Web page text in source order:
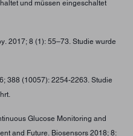
und müssen eingeschaltet
2017; 8 (1): 55–73. Studie wurde
388 (10057): 2254-2263. Studie
Glucose Monitoring and
and Future. Biosensors 2018; 8: